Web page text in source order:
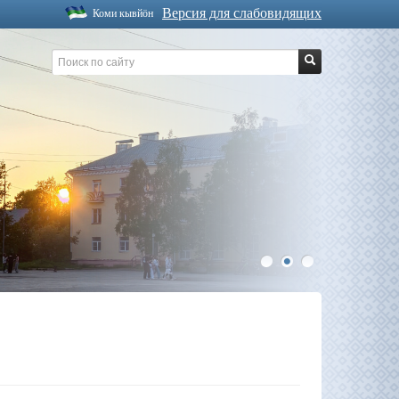
Версия для слабовидящих
Коми кывйöн
1 2 3